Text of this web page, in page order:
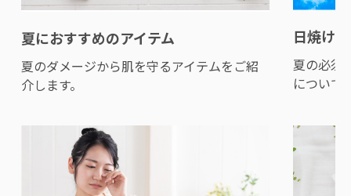
夏におすすめのアイテム
夏のダメージから肌を守るアイテムをご紹
介します。
日焼け
夏の必須
について